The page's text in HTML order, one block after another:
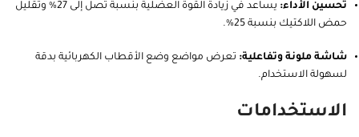
تحسين الأداء:
يساعد في زيادة القوة العضلية بنسبة تصل إلى 27% وتقليل
حمض اللاكتيك بنسبة 25%.
شاشة ملونة وتفاعلية: تعرض مواضع وضع الأقطاب الكهربائية بدقة
لسهولة الاستخدام.
الاستخدامات